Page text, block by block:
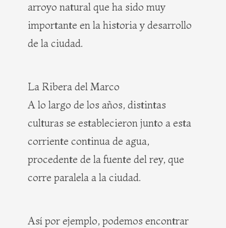
arroyo natural que ha sido muy
importante en la historia y desarrollo
de la ciudad.
La Ribera del Marco
A lo largo de los años, distintas
culturas se establecieron junto a esta
corriente continua de agua,
procedente de la fuente del rey, que
corre paralela a la ciudad.
Así por ejemplo, podemos encontrar